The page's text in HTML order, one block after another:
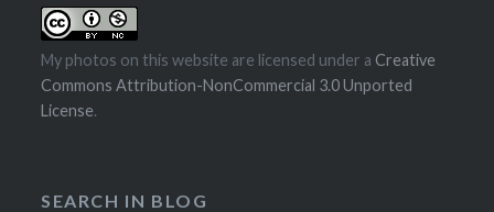
My photos on this website are licensed under a Creative
Commons Attribution-NonCommercial 3.0 Unported
License.
SEARCH IN BLOG